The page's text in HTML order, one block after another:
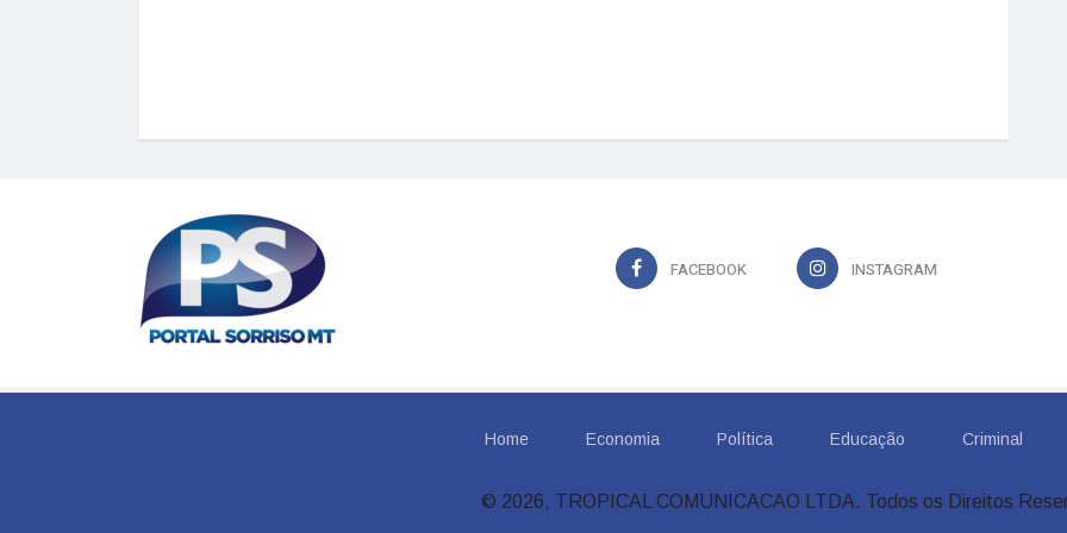
FACEBOOK INSTAGRAM
Home Economia Política Educação Criminal
© 2026, TROPICAL COMUNICACAO LTDA. Todos os Direitos